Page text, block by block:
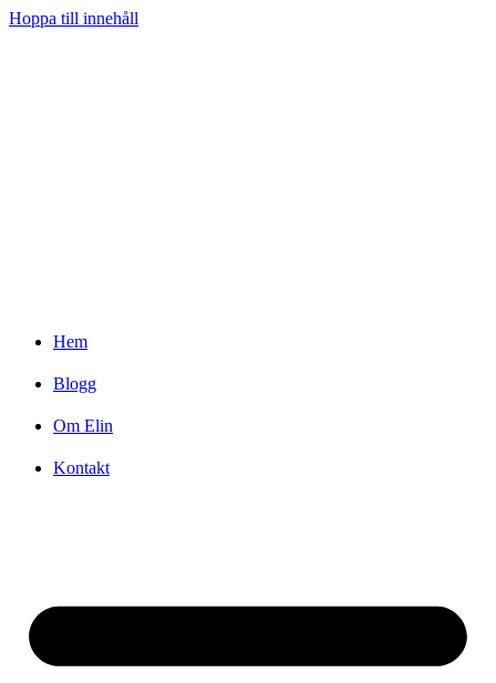
Hoppa till innehåll
Hem
Blogg
Om Elin
Kontakt